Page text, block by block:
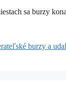
sa burzy
burzy a